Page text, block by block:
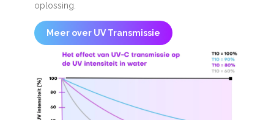
oplossing.
Meer over UV Transmissie